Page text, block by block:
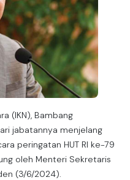
(IKN), Bambang
jabatannya menjelang
peringatan HUT RI ke-79
oleh Menteri Sekretaris
(3/6/2024).